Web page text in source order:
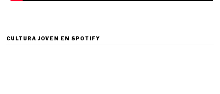
CULTURA JOVEN EN SPOTIFY